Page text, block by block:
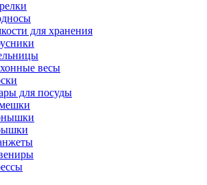
для хранения
весы
для посуды